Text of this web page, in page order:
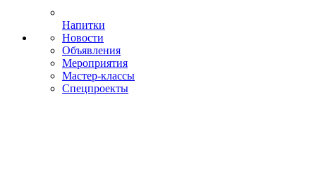
Напитки
Новости
Объявления
Мероприятия
Мастер-классы
Спецпроекты